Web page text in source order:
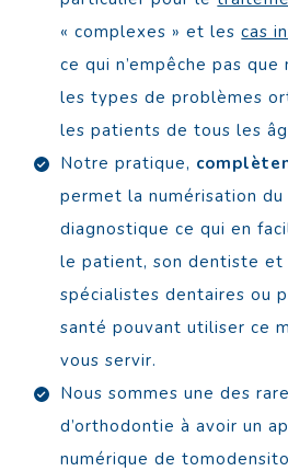
« complexes » et lescas
ce qui n’empêche pas
les types de problèmes
les patients de tous les
Notre pratique,
permet la numérisation
diagnostique ce qui en
le patient, son dentiste et
spécialistes dentaires ou
santé pouvant utiliser ce
vous servir.
Nous sommes une des
d’orthodontie à avoir un
numérique de